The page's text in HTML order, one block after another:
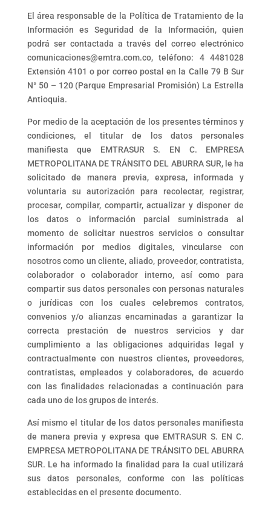
El área responsable de la Política de Tratamiento de la
Información es Seguridad de la Información, quien
podrá ser contactada a través del correo electrónico
comunicaciones@emtra.com.co, teléfono: 4 4481028
Extensión 4101 o por correo postal en la Calle 79 B Sur
N° 50 – 120 (Parque Empresarial Promisión) La Estrella
Antioquia.
Por medio de la aceptación de los presentes términos y
condiciones, el titular de los datos personales
manifiesta que EMTRASUR S. EN C. EMPRESA
METROPOLITANA DE TRÁNSITO DEL ABURRA SUR, le ha
solicitado de manera previa, expresa, informada y
voluntaria su autorización para recolectar, registrar,
procesar, compilar, compartir, actualizar y disponer de
los datos o información parcial suministrada al
momento de solicitar nuestros servicios o consultar
información por medios digitales, vincularse con
nosotros como un cliente, aliado, proveedor, contratista,
colaborador o colaborador interno, así como para
compartir sus datos personales con personas naturales
o jurídicas con los cuales celebremos contratos,
convenios y/o alianzas encaminadas a garantizar la
correcta prestación de nuestros servicios y dar
cumplimiento a las obligaciones adquiridas legal y
contractualmente con nuestros clientes, proveedores,
contratistas, empleados y colaboradores, de acuerdo
con las finalidades relacionadas a continuación para
cada uno de los grupos de interés.
Así mismo el titular de los datos personales manifiesta
de manera previa y expresa que EMTRASUR S. EN C.
EMPRESA METROPOLITANA DE TRÁNSITO DEL ABURRA
SUR. Le ha informado la finalidad para la cual utilizará
sus datos personales, conforme con las políticas
establecidas en el presente documento.